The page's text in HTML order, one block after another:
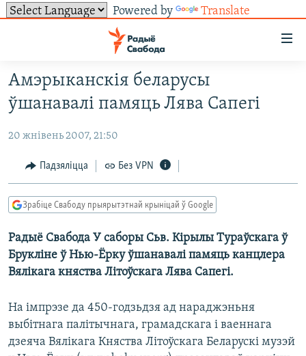
Powered by Translate
ўнівэрсальнага
доступу
Перайсьці
да
галоўнага
Перайсьці
да
галоўнай
навігацыі
Перайсьці
да
пошуку
НАВІНЫ
ВІДЭА І ФОТА
ЛЮДЗІ
ЭКАНОМІКА
ВАЙНА
БЕЛАРУСЫ НА ВАЙНЕ
КУЛЬТУРА
КАЛЯНДАР
ТОЛЬКІ НА СВАБОДЗЕ
ТЭСТЫ
БЛОГІ
ПАДКАСТЫ
КНІГІ
АЎДЫЁКНІГІ
МОВА
НА ХВАЛЯХ СВАБОДЫ
СУВЯЗЬ
АБЫСЬЦІ БЛЯКАВАНЬНЕ
ПАДПІСАЦЦА
ПАДКАСТЫ
FACEBOOK
TWITTER
САЧЫЦЕ ЗА АБНАЎЛЕНЬНЯМІ
Амэрыканскія беларусы
ўшанавалі памяць Лява Сапегі
20 жнівень 2007, 21:50
Падзяліцца Без VPN
Зрабіце Свабоду прыярытэтнай крыніцай ў Google
Радыё Свабода У cаборы Сьв. Кірылы Тураўскага ў
Брукліне ў Нью-Ёрку ўшанавалі памяць канцлера
Вялікага княства Літоўскага Лява Сапегі.
На імпрэзе да 450-годзьдзя ад нараджэньня
выбітнага палітычнага, грамадскага і ваеннага
дзеяча Вялікага Княства Літоўскага Беларускі музэй